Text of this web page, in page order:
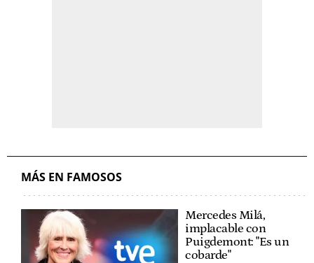
MÁS EN FAMOSOS
Mercedes Milá,
implacable con
Puigdemont: "Es un
cobarde"